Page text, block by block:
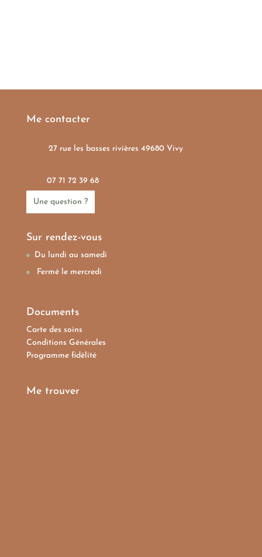
Me contacter
27 rue les basses rivières 49680 Vivy
07 71 72 39 68
Une question ?
Sur rendez-vous
Du lundi au samedi
Fermé le mercredi
Documents
Carte des soins
Conditions Générales
Programme fidélité
Me trouver